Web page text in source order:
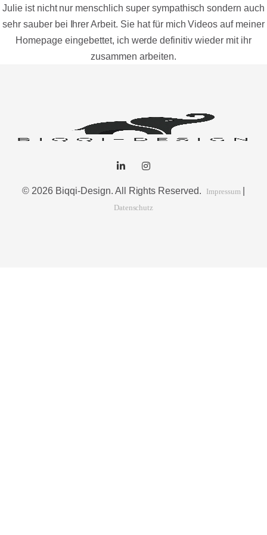
Julie ist nicht nur menschlich super sympathisch sondern auch
sehr sauber bei Ihrer Arbeit. Sie hat für mich Videos auf meiner
Homepage eingebettet, ich werde definitiv wieder mit ihr
zusammen arbeiten.
© 2026 Biqqi-Design. All Rights Reserved. Impressum
Datenschutz